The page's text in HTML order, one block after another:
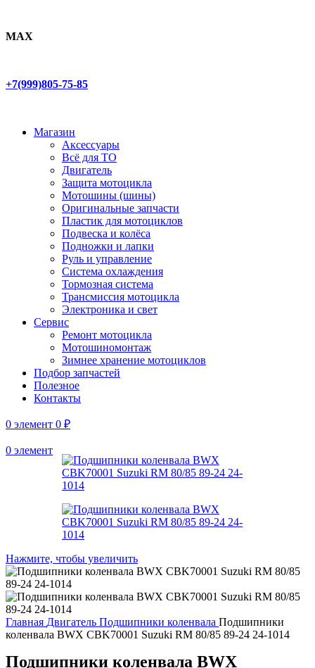
MAX
+7(999)805-75-85
Магазин
Аксессуары
Всё для ТО
Двигатель
Защита мотоцикла
Мотошины (шины)
Оригинальные запчасти
Пластик для мотоциклов
Подвеска и колёса
Подножки и лапки
Руль и управление
Система охлаждения
Тормозная система
Трансмиссия мотоцикла
Электроника и свет
Сервис
Ремонт мотоцикла
Мотошиномонтаж
Зимнее хранение мотоциклов
Подбор запчастей
Полезное
Контакты
0 элемент 0 ₽
0 элемент
Нажмите, чтобы увеличить
Главная Двигатель Подшипники коленвала Подшипники
коленвала BWX CBK70001 Suzuki RM 80/85 89-24 24-1014
Подшипники коленвала BWX